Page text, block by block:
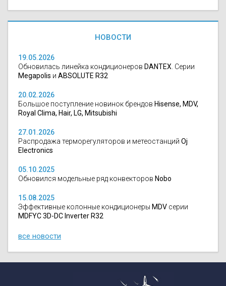
НОВОСТИ
19.05.2026
Обновилась линейка кондиционеров DANTEX . Серии
Megapolis и ABSOLUTE R32
20.02.2026
Большое поступление новинок брендов Hisense, MDV,
Royal Clima, Hair, LG, Mitsubishi
27.01.2026
Распродажа терморегуляторов и метеостанций Oj
Electronics
05.10.2025
Обновился модельные ряд конвекторов Nobo
15.08.2025
Эффективные колонные кондиционеры MDV серии
MDFYC 3D-DC Inverter R32
все новости